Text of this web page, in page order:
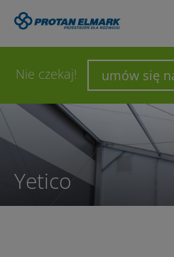
Nie czekaj! umów się
WYŚLIJ ZAPYTANIE
Yetico